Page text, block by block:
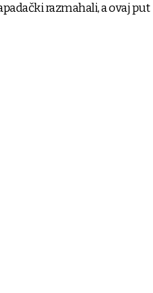
razmahali, a ovaj put